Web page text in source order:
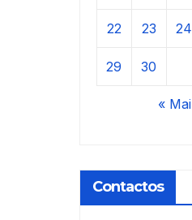
22 23 24
29 30
« Mai
Contactos